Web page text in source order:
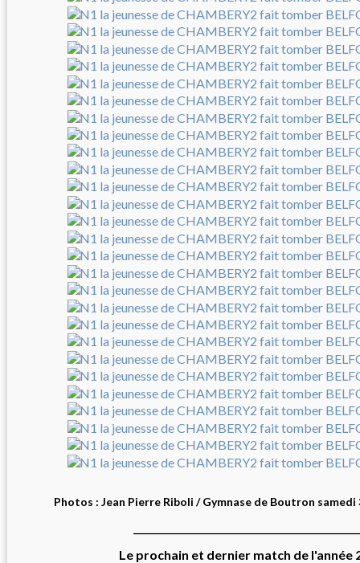
Photos : Jean Pierre Riboli / Gymnase de Boutron samedi
Le prochain et dernier match de l'année